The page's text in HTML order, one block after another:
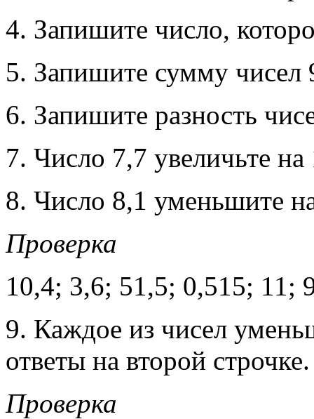
4. Запишите число,
5. Запишите сумму чисел
6. Запишите разность
7. Число 7,7 увеличьте на
8. Число 8,1 уменьшите
Проверка
10,4; 3,6; 51,5; 0,515; 11;
9. Каждое из чисел
ответы на второй строчке.
Проверка